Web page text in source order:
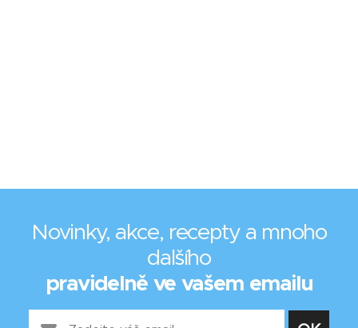
Novinky, akce, recepty a mnoho
dalšího
pravidelně ve vašem emailu